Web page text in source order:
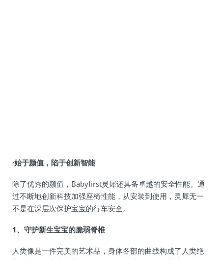
·始于颜值，陷于创新智能
除了优秀的颜值，Babyfirst灵犀还具备卓越的安全性能。通
过不断地创新科技加强座椅性能，从安装到使用，灵犀无一
不是在深层次保护宝宝的行车安全。
1、守护新生宝宝的脆弱脊椎
人类像是一件完美的艺术品，身体各部的曲线构成了人类绝